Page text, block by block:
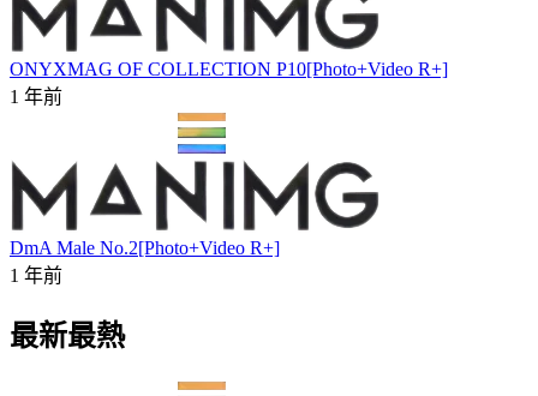
ONYXMAG OF COLLECTION P10[Photo+Video R+]
1 年前
DmA Male No.2[Photo+Video R+]
1 年前
最新最熱